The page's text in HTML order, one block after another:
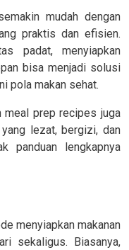
mudah dengan
praktis dan efisien.
padat, menyiapkan
bisa menjadi solusi
pola makan sehat.
meal prep recipes juga
lezat, bergizi, dan
panduan lengkapnya
menyiapkan makanan
sekaligus. Biasanya,